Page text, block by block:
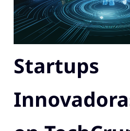
Startups